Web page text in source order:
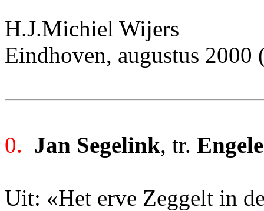
H.J.Michiel Wijers
Eindhoven, augustus 2000
0. Jan Segelink, tr.
Uit: «Het erve Zeggelt in